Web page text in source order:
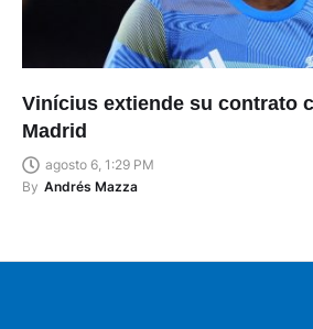
Vinícius extiende su contrato
Madrid
agosto 6, 1:29 PM
By Andrés Mazza